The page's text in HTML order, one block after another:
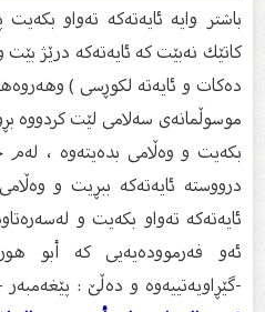
باشتر وایە ئایەتەكە تەواو بكەیت
كاتێك نەبێت كە ئایەتەكە درێژ بێت
دەكات و ئایەتە لكوڕسی )
موسوڵمانەی سەلامی لێت كردووە
بكەیت و وەڵامی بدەیتەوە ، لەم
درووستە ئایەتەكە ببڕیت و
ئایەتەكە تەواو بكەیت و
ئەو فەرموودەیەیی كە أبو
-گێڕاویەتییەوە و دەڵێ : پێغەمبەر –